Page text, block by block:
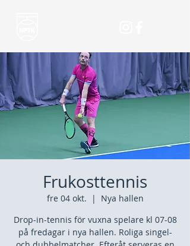
Frukosttennis
fre 04 okt.
  |
Nya hallen
Drop-in-tennis för vuxna spelare kl 07-08
på fredagar i nya hallen. Roliga singel-